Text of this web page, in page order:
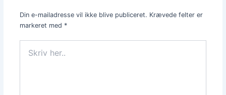
Din e-mailadresse vil ikke blive publiceret. Krævede felter er
markeret med *
her..